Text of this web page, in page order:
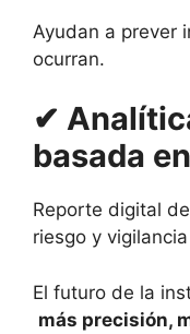
Ayudan a prever
ocurran.
✔
basada
Reporte digital
riesgo y
El futuro de la
más precisión,